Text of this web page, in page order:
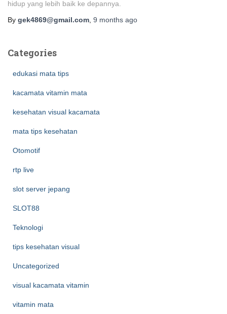
hidup yang lebih baik ke depannya.
By gek4869@gmail.com 9 months ago
Categories
edukasi mata tips
kacamata vitamin mata
kesehatan visual kacamata
mata tips kesehatan
Otomotif
rtp live
slot server jepang
SLOT88
Teknologi
tips kesehatan visual
Uncategorized
visual kacamata vitamin
vitamin mata